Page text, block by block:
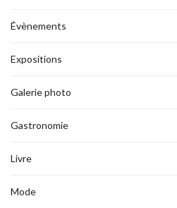
Évènements
Expositions
Galerie photo
Gastronomie
Livre
Mode